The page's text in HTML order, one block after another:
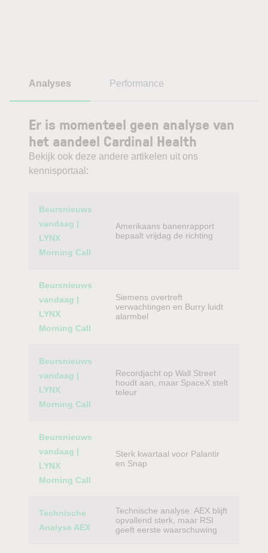
Analyses Performance
Er is momenteel geen analyse van
het aandeel Cardinal Health
Bekijk ook deze andere artikelen uit ons
kennisportaal:
Category
Beursnieuws
vandaag |
LYNX
Morning Call
Amerikaans banenrapport
bepaalt vrijdag de richting
Beursnieuws
vandaag |
LYNX
Morning Call
Siemens overtreft
verwachtingen en Burry luidt
alarmbel
Beursnieuws
vandaag |
LYNX
Morning Call
Recordjacht op Wall Street
houdt aan, maar SpaceX stelt
teleur
Beursnieuws
vandaag |
LYNX
Morning Call
Sterk kwartaal voor Palantir
en Snap
Technische
Analyse AEX
Technische analyse: AEX blijft
opvallend sterk, maar RSI
geeft eerste waarschuwing